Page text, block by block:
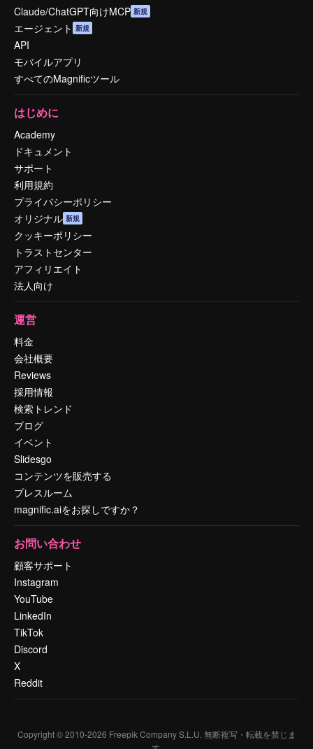
Claude/ChatGPT向けMCP 新規
エージェント 新規
API
モバイルアプリ
すべてのMagnificツール
はじめに
Academy
ドキュメント
サポート
利用規約
プライバシーポリシー
オリジナル 新規
クッキーポリシー
トラストセンター
アフィリエイト
法人向け
運営
料金
会社概要
Reviews
採用情報
検索トレンド
ブログ
イベント
Slidesgo
コンテンツを販売する
プレスルーム
magnific.aiをお探しですか？
お問い合わせ
顧客サポート
Instagram
YouTube
LinkedIn
TikTok
Discord
X
Reddit
Copyright © 2010-2026 Freepik Company S.L.U. 無断複写・転載を禁じま